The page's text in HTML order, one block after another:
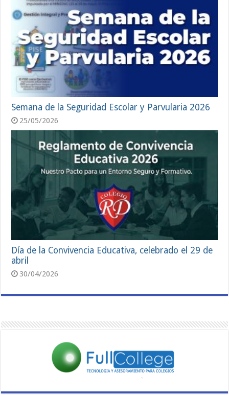
Semana de la Seguridad Escolar y Parvularia 2026
25/05/2026
Día de la Convivencia Educativa, celebrado el 29 de
abril
30/04/2026